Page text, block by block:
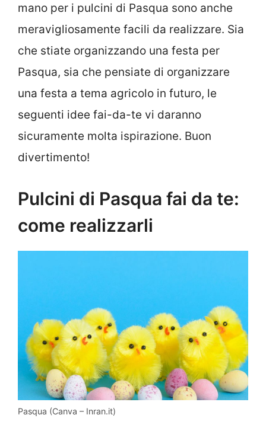
mano per i pulcini di Pasqua sono anche
meravigliosamente facili da realizzare. Sia
che stiate organizzando una festa per
Pasqua, sia che pensiate di organizzare
una festa a tema agricolo in futuro, le
seguenti idee fai-da-te vi daranno
sicuramente molta ispirazione. Buon
divertimento!
Pulcini di Pasqua fai da te:
come realizzarli
Pasqua (Canva – Inran.it)